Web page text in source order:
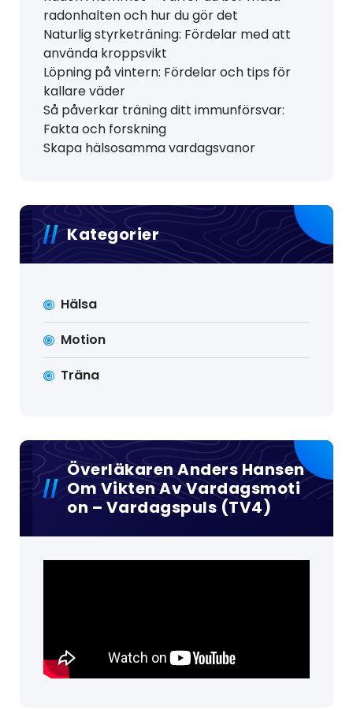
radonhalten och hur du gör det
Naturlig styrketräning: Fördelar med att
använda kroppsvikt
Löpning på vintern: Fördelar och tips för
kallare väder
Så påverkar träning ditt immunförsvar:
Fakta och forskning
Skapa hälsosamma vardagsvanor
Kategorier
Hälsa
Motion
Träna
Överläkaren Anders Hansen
Om Vikten Av Vardagsmoti
On – Vardagspuls (TV4)